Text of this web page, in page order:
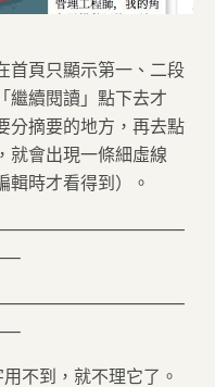
首頁只顯示第一、二段
繼續閱讀」點下去才
分摘要的地方，再去點
就會出現一條細虛線
輯時才看得到）。
不到，就不理它了。